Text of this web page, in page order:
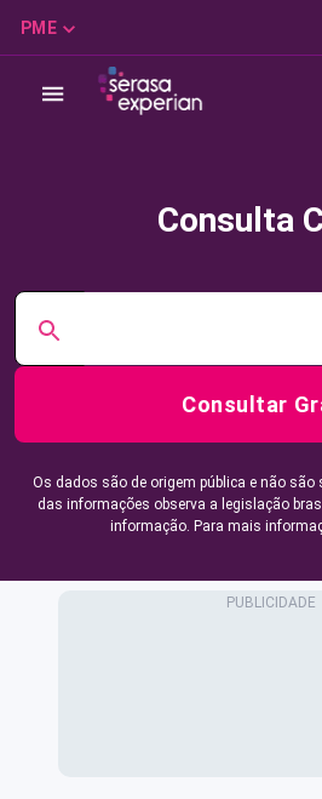
PME
Consulta
Consultar
Os dados são de origem pública e não
das informações observa a legislação
informação. Para mais